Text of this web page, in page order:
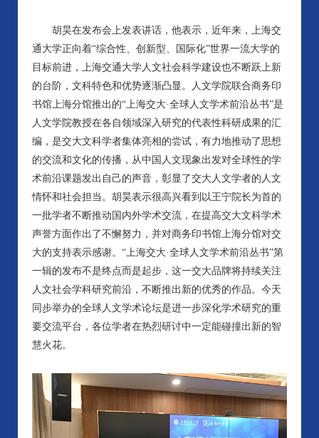
胡昊在发布会上发表讲话，他表示，近年来，上海交
通大学正向着“综合性、创新型、国际化”世界一流大学的
目标前进，上海交通大学人文社会科学建设也不断跃上新
的台阶，文科特色和优势逐渐凸显。人文学院联合商务印
书馆上海分馆推出的“上海交大·全球人文学术前沿丛书”是
人文学院教授在各自领域深入研究的代表性科研成果的汇
编，是交大文科学者集体亮相的尝试，有力地推动了思想
的交流和文化的传播，从中国人文现象出发对全球性的学
术前沿课题发出自己的声音，彰显了交大人文学者的人文
情怀和社会担当。胡昊表示很高兴看到以王宁院长为首的
一批学者不断推动国内外学术交流，在提高交大文科学术
声誉方面作出了不懈努力，并对商务印书馆上海分馆对交
大的支持表示感谢。“上海交大·全球人文学术前沿丛书”第
一辑的发布不是终点而是起步，这一交大品牌将持续关注
人文社会学科研究前沿，不断推出新的优秀的作品。今天
同步举办的全球人文学术论坛是进一步深化学术研究的重
要交流平台，各位学者在热烈研讨中一定能碰撞出新的智
慧火花。